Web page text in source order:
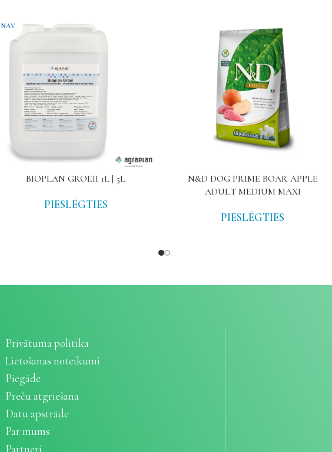
NAV
BIOPLAN GROEII 1L | 5L
PIESLĒGTIES
N&D DOG PRIME BOAR APPLE
ADULT MEDIUM MAXI
PIESLĒGTIES
Privātuma politika
Lietošanas noteikumi
Piegāde
Preču atgriešana
Datu apstrāde
Par mums
Partneri